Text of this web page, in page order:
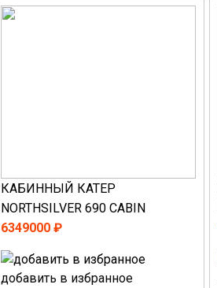
КАБИННЫЙ КАТЕР
NORTHSILVER 690 CABIN
6349000 ₽
добавить в избранное